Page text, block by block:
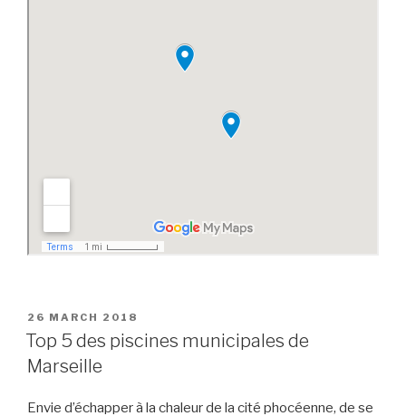
POSTED
ON
26 MARCH 2018
Top 5 des piscines municipales de
Marseille
Envie d’échapper à la chaleur de la cité phocéenne, de se